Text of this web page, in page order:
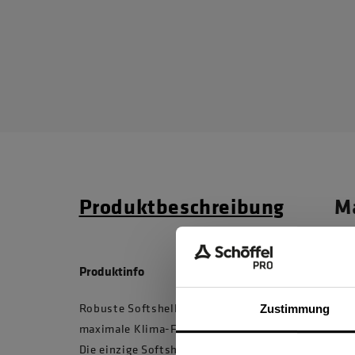
Zustimmung
Produktbeschreibung
Produktinfo
Robuste Softshellweste für nahezu jedes Wetter.
maximale Klima-Flexibilität dank Winddichtigkeit
Die einzige Softshellweste mit 4D Body Mapping.